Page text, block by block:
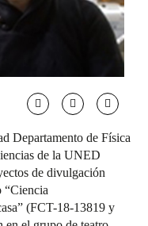
Departamento de Física
de la UNED
de divulgación
“Ciencia
(FCT-18-13819 y